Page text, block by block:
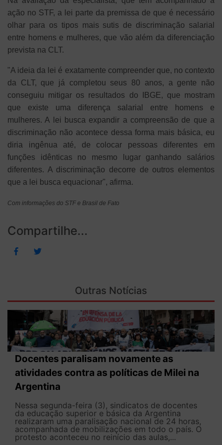
ação no STF, a lei parte da premissa de que é necessário
olhar para os tipos mais sutis de discriminação salarial
entre homens e mulheres, que vão além da diferenciação
prevista na CLT.
"A ideia da lei é exatamente compreender que, no contexto
da CLT, que já completou seus 80 anos, a gente não
conseguiu mitigar os resultados do IBGE, que mostram
que existe uma diferença salarial entre homens e
mulheres. A lei busca expandir a compreensão de que a
discriminação não acontece dessa forma mais básica, eu
diria ingênua até, de colocar pessoas diferentes em
funções idênticas no mesmo lugar ganhando salários
diferentes. A discriminação decorre de outros elementos
que a lei busca equacionar", afirma.
Com informações do STF e Brasil de Fato
Compartilhe...
Outras Notícias
Docentes paralisam novamente as
atividades contra as políticas de Milei na
Argentina
Nessa segunda-feira (3), sindicatos de docentes
da educação superior e básica da Argentina
realizaram uma paralisação nacional de 24 horas,
acompanhada de mobilizações em todo o país. O
protesto aconteceu no reinício das aulas,...